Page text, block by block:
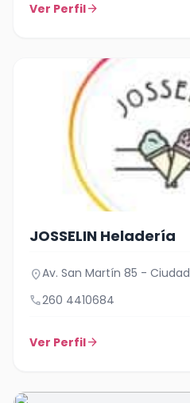
Ver Perfilarrow_forward
JOSSELIN Heladería
location_onAv. San Martín 85 - Ciudad
call260 4410684
Ver Perfilarrow_forward